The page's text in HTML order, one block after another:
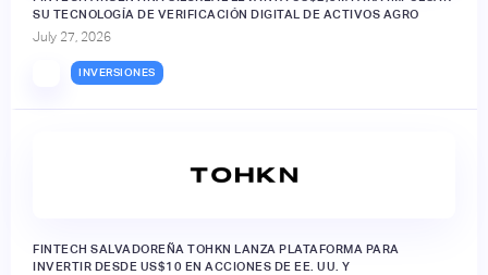
SU TECNOLOGÍA DE VERIFICACIÓN DIGITAL DE ACTIVOS AGRO
July 27, 2026
INVERSIONES
FINTECH SALVADOREÑA TOHKN LANZA PLATAFORMA PARA
INVERTIR DESDE US$10 EN ACCIONES DE EE. UU. Y